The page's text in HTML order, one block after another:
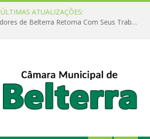
ÚLTIMAS ATUALIZAÇÕES:
Câmara de Vereadores de Belterra Retorna Com Seus Trabalhos Legislativos